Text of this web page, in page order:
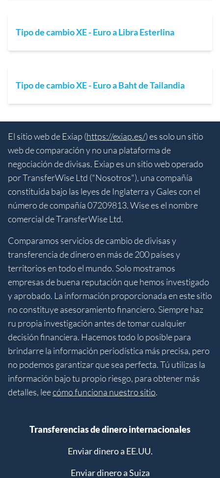
Tipo de cambio XE - Euro a Libra Esterlina
Tipo de cambio XE - Euro a Baht de Tailandia
El sitio web de Exiap (https://exiap.es/) es solo un sitio
web de comparación y no una plataforma de
negociación de divisas. Exiap es un sitio web operado
por TransferWise Ltd ("Nosotros"), una compañía
constituida bajo las leyes de Inglaterra y Gales con el
número de compañía 07209813. Wise es el nombre
comercial de TransferWise Ltd.
Comparamos servicios de cambio de divisas y
transferencia de dinero en más de 200 países y
territorios en todo el mundo. Solo mostramos
empresas de buena reputación que hemos investigado
y aprobado. La información proporcionada en este sitio
no constituye asesoramiento financiero. Siempre haz
ru propia investigación antes de tomar cualquier
decisión financiera. Hacemos todo lo posible para
brindarre la información periodística más precisa, pero
no podemos garantizar que sea perfecta. Tú utilizas la
información bajo tu propio riesgo, para obtener más
detalles, leecómo funciona nuestro sitio.
Transferencias de dinero internacionales
Enviar dinero a EE.UU.
Enviar dinero a Suiza